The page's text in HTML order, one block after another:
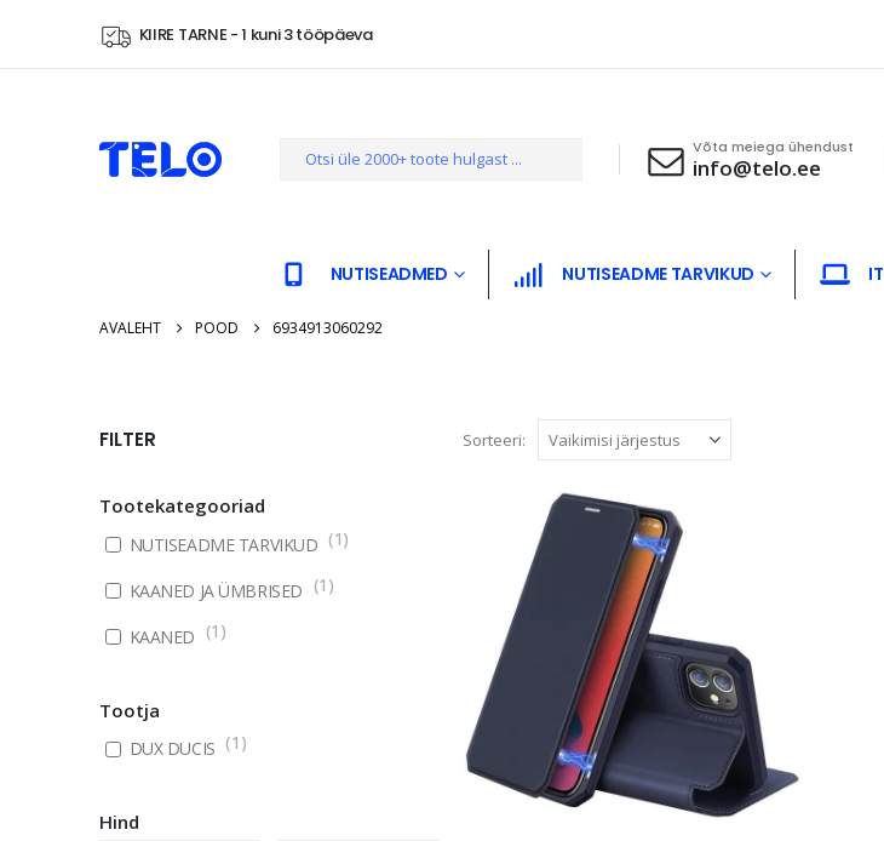
KIIRE TARNE - 1 kuni 3 tööpäeva
Võta meiega ühendust
info@telo.ee
NUTISEADMED NUTISEADME TARVIKUD IT
AVALEHT POOD 6934913060292
Sorteeri:
FILTER
Tootekategooriad
NUTISEADME TARVIKUD (1)
KAANED JA ÜMBRISED (1 )
KAANED (1 )
Tootja
DUX DUCIS (1 )
Hind